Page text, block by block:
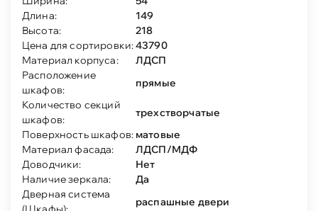
Длина:
149
Высота:
218
Цена для сортировки:43790
Материал корпуса:
ЛДСП
Расположение
шкафов:
прямые
Количество секций
шкафов:
трехстворчатые
Поверхность шкафов: матовые
Материал фасада:
ЛДСП/МДФ
Доводчики:
Нет
Наличие зеркала:
Да
Дверная система
распашные двери